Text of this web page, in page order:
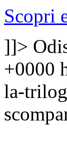
Scopri
]]>
+0000
la-